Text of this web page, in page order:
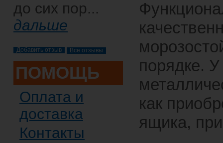
до сих пор...
дальше
Все отзывы
ПОМОЩЬ
Оплата и
доставка
Контакты
порядке.
как
ящика,